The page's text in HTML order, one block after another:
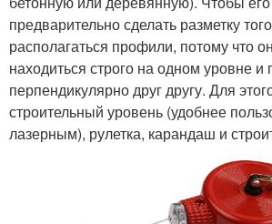
предварительно сделать разметку
располагаться профили, потому что
находиться строго на одном уровне и
перпендикулярно друг другу. Для
строительный уровень (удобнее
лазерным), рулетка, карандаш и